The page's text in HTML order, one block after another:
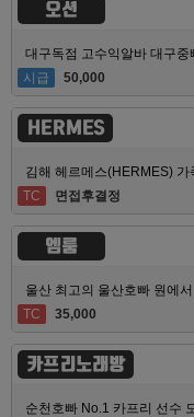
오션
대구독점 고수익알바 대구
시급
50,000
HERMES
김해 헤르메스(HERMES) 가
TC
면접후결정
엠룸
울산 최고의 울산호빠 원에
TC
35,000
카프리노래방
순천호빠 No.1 카프리 선수